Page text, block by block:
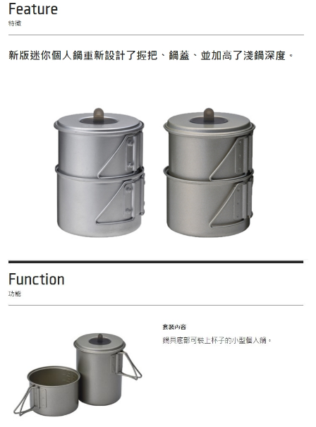
每筆NT$80，滿NT$490(含以上)免運費
離島宅配
每筆NT$80，滿NT$490(含以上)免運費